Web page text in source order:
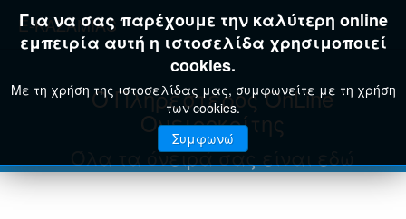
E-KAZAMIAS
Για να σας παρέχουμε την καλύτερη online
εμπειρία αυτή η ιστοσελίδα χρησιμοποιεί
cookies.
Με τη χρήση της ιστοσελίδας μας, συμφωνείτε με τη χρήση
των cookies.
Συμφωνώ
Ο Πληρέστερος OnLine
Ονειροκρίτης
Όλα τα όνειρά σας είναι εδώ